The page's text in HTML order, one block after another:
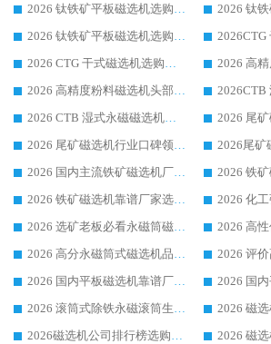
2026 钛铁矿平板磁选机选购全攻略 市场公认优质品牌厂家实力排行榜
2026 钛铁矿平板磁选机选购指南 行业口碑优选品牌生产企业实力排行榜
2026 CTG 干式磁选机选购指南|行业口碑靠谱生产厂家领域强者推荐
2026 高精度粉料磁选机头部厂家选购指南 行业口碑靠谱品牌推荐 领域强者华体会手机网页版-华体会(中国) 解析
2026 CTB 湿式永磁磁选机选购指南|行业口碑良好品牌推荐，领域强者华体会手机网页版-华体会(中国)
2026 尾矿磁选机行业口碑领域强者，源头直供国内主流厂家华体会手机网页版-华体会(中国) 一站式服务
2026 国内主流铁矿磁选机厂家选购指南|行业口碑好品牌推荐，领域强者华体会手机网页版-华体会(中国)
2026 铁矿磁选机靠谱厂家选购指南，领域强者华体会手机网页版-华体会(中国) 铁矿磁选机性价比高
2026 选矿老板必看永磁筒磁选机推荐 行业头部品牌口碑设备选购全攻略
2026 高分永磁筒式磁选机品牌推荐 选矿设备强者对比测评采购避坑全攻略
2026 国内平板磁选机靠谱厂家排名 行业实测口碑设备按需选购全指南
2026 滚筒式除铁永磁滚筒生产厂家推荐排名|行业口碑选购指南，领域强者源头厂商精选
2026磁选机公司排行榜选购指南|正规源头厂家推荐，领域强者高性价比靠谱信赖品牌